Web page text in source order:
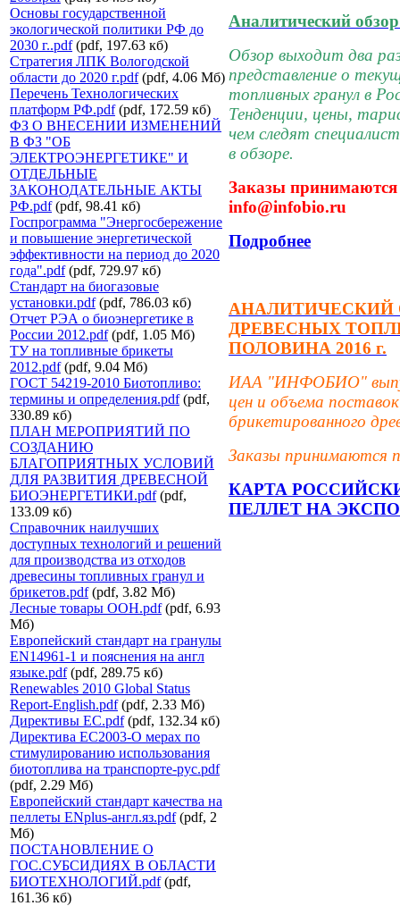
Основы государственной
экологической политики РФ до
2030 г..pdf(pdf, 197.63 кб)
Стратегия ЛПК Вологодской
области до 2020 г.pdf(pdf, 4.06 Мб)
Перечень Технологических
платформ РФ.pdf(pdf, 172.59 кб)
ФЗ О ВНЕСЕНИИ ИЗМЕНЕНИЙ
В ФЗ "ОБ
ЭЛЕКТРОЭНЕРГЕТИКЕ" И
ОТДЕЛЬНЫЕ
ЗАКОНОДАТЕЛЬНЫЕ АКТЫ
РФ.pdf(pdf, 98.41 кб)
Госпрограмма "Энергосбережение
и повышение энергетической
эффективности на период до 2020
года".pdf(pdf, 729.97 кб)
Стандарт на биогазовые
установки.pdf(pdf, 786.03 кб)
Отчет РЭА о биоэнергетике в
России 2012.pdf(pdf, 1.05 Мб)
ТУ на топливные брикеты
2012.pdf(pdf, 9.04 Мб)
ГОСТ 54219-2010 Биотопливо:
термины и определения.pdf(pdf,
330.89 кб)
ПЛАН МЕРОПРИЯТИЙ ПО
СОЗДАНИЮ
БЛАГОПРИЯТНЫХ УСЛОВИЙ
ДЛЯ РАЗВИТИЯ ДРЕВЕСНОЙ
БИОЭНЕРГЕТИКИ.pdf(pdf,
133.09 кб)
Справочник наилучших
доступных технологий и решений
для производства из отходов
древесины топливных гранул и
брикетов.pdf(pdf, 3.82 Мб)
Лесные товары ООН.pdf(pdf, 6.93
Мб)
Европейский стандарт на гранулы
EN14961-1 и пояснения на англ
языке.pdf(pdf, 289.75 кб)
Renewables 2010 Global Status
Report-English.pdf(pdf, 2.33 Мб)
Директивы ЕС.pdf(pdf, 132.34 кб)
Директива ЕС2003-О мерах по
стимулированию использования
биотоплива на транспорте-рус.pdf
(pdf, 2.29 Мб)
Европейский стандарт качества на
пеллеты ENplus-англ.яз.pdf(pdf, 2
Мб)
ПОСТАНОВЛЕНИЕ О
ГОС.СУБСИДИЯХ В ОБЛАСТИ
БИОТЕХНОЛОГИЙ.pdf(pdf,
161.36 кб)
Аналитический
Обзор выходит два
представление о
топливных гранул в
Тенденции, цены,
чем следят
в обзоре.
Заказы принимаются
info@infobio.ru
Подробнее
АНАЛИТИЧЕСКИЙ
ДРЕВЕСНЫХ
ПОЛОВИНА 2016 г.
ИАА "ИНФОБИО"
цен и объема
брикетированного
Заказы принимаются
КАРТА
ПЕЛЛЕТ НА